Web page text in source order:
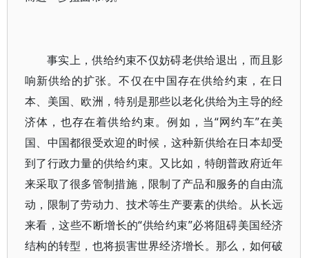
事实上，供给约束不仅妨碍老供给退出，而且影
响新供给的扩张。不仅在中国存在供给约束，在日
本、美国、欧洲，特别是那些以老化供给为主导的经
济体，也存在着供给约束。例如，当“网约车”在美
国、中国都很受欢迎的时候，这种新供给在日本却受
到了行政力量的供给约束。又比如，特朗普政府近年
来采取了很多管制措施，限制了产品和服务的自由流
动，限制了劳动力、技术等生产要素的供给。从长远
来看，这些不断增长的“供给约束”必将阻碍美国经济
结构的转型，也将损害世界经济增长。那么，如何破